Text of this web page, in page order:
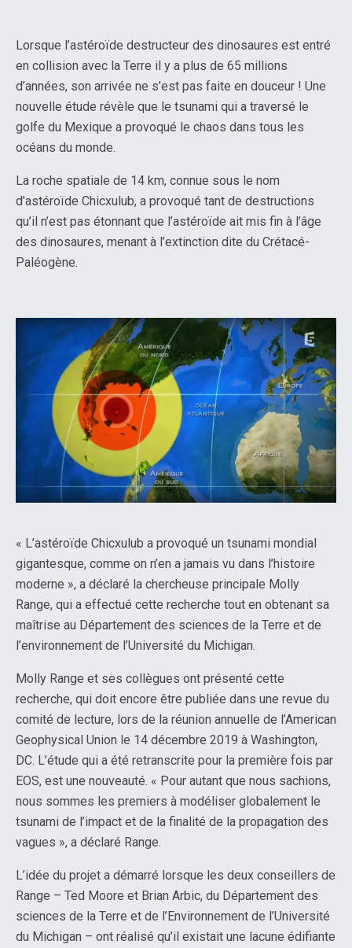
Lorsque l’astéroïde destructeur des dinosaures est entré
en collision avec la Terre il y a plus de 65 millions
d’années, son arrivée ne s’est pas faite en douceur ! Une
nouvelle étude révèle que le tsunami qui a traversé le
golfe du Mexique a provoqué le chaos dans tous les
océans du monde.
La roche spatiale de 14 km, connue sous le nom
d’astéroïde Chicxulub, a provoqué tant de destructions
qu’il n’est pas étonnant que l’astéroïde ait mis fin à l’âge
des dinosaures, menant à l’extinction dite du Crétacé-
Paléogène.
« L’astéroïde Chicxulub a provoqué un tsunami mondial
gigantesque, comme on n’en a jamais vu dans l’histoire
moderne », a déclaré la chercheuse principale Molly
Range, qui a effectué cette recherche tout en obtenant sa
maîtrise au Département des sciences de la Terre et de
l’environnement de l’Université du Michigan.
Molly Range et ses collègues ont présenté cette
recherche, qui doit encore être publiée dans une revue du
comité de lecture, lors de la réunion annuelle de l’American
Geophysical Union le 14 décembre 2019 à Washington,
DC. L’étude qui a été retranscrite pour la première fois par
EOS, est une nouveauté. « Pour autant que nous sachions,
nous sommes les premiers à modéliser globalement le
tsunami de l’impact et de la finalité de la propagation des
vagues », a déclaré Range.
L’idée du projet a démarré lorsque les deux conseillers de
Range – Ted Moore et Brian Arbic, du Département des
sciences de la Terre et de l’Environnement de l’Université
du Michigan – ont réalisé qu’il existait une lacune édifiante